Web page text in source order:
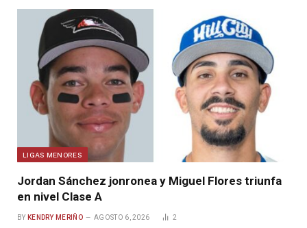
LIGAS MENORES
Jordan Sánchez jonronea y Miguel Flores triunfa
en nivel Clase A
BY KENDRY MERIÑO AGOSTO 6, 2026 2